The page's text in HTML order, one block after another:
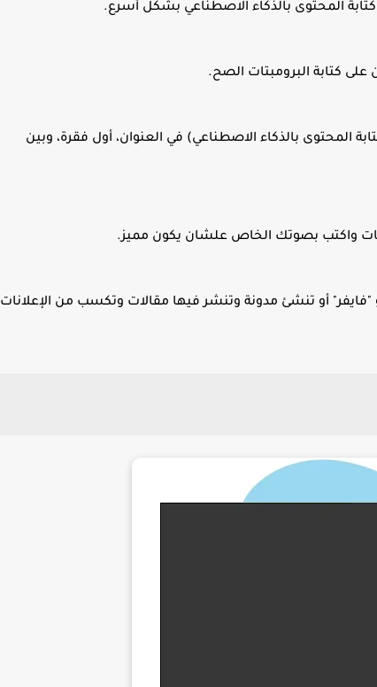
المحتوى بالذكاء الاصطناعي بشكل أسرع.
المحتوى بالذكاء الاصطناعي) في العنوان، أول فقرة، وبين
أو تنشئ مدونة وتنشر فيها مقالات وتكسب من الإعلانات